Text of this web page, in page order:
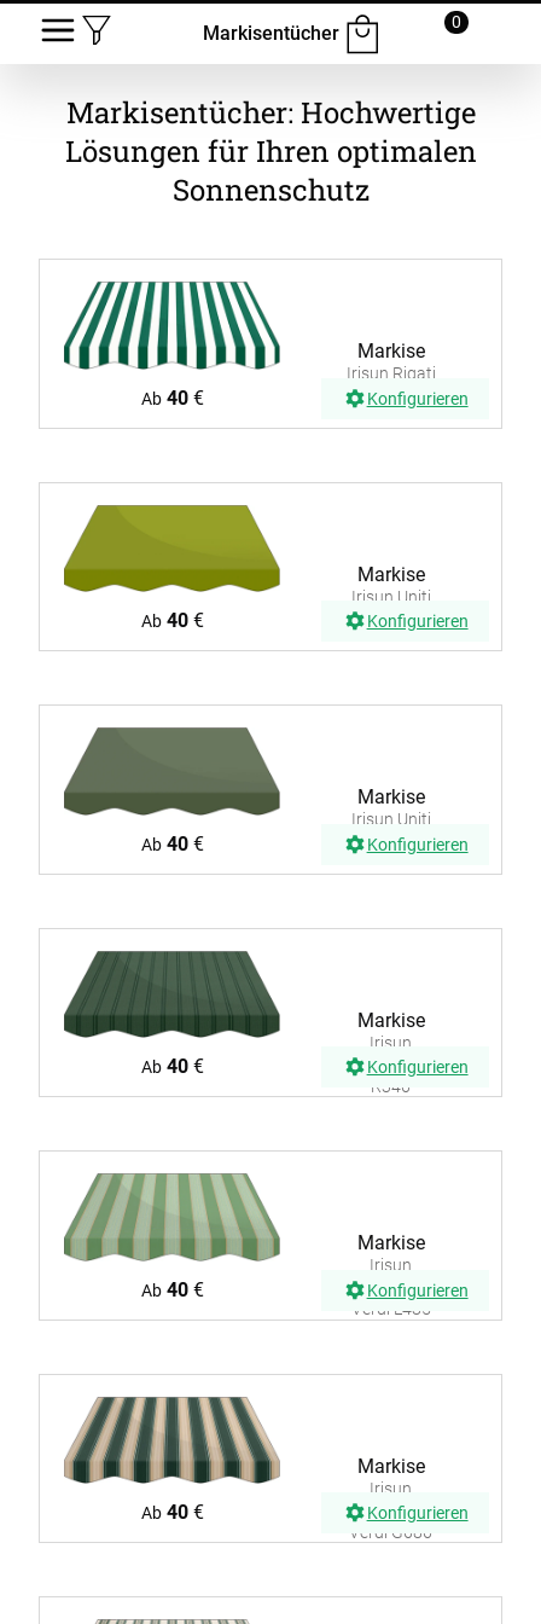
Markisentücher
0
Markisentücher: Hochwertige
Lösungen für Ihren optimalen
Sonnenschutz
Markise
Irisun Rigati
G248
Ab 40€ Konfigurieren
Markise
Irisun Uniti
G246
Ab 40€ Konfigurieren
Markise
Irisun Uniti
G297
Ab 40€ Konfigurieren
Markise
Irisun
Kamatu
R346
Ab 40€ Konfigurieren
Markise
Irisun
Fantasie
Verdi L485
Ab 40€ Konfigurieren
Markise
Irisun
Fantasie
Verdi G686
Ab 40€ Konfigurieren